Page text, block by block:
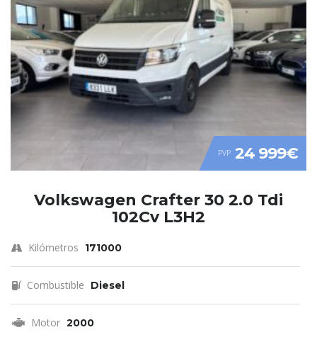
PVP 24 999€
Volkswagen Crafter 30 2.0 Tdi
102Cv L3H2
Kilómetros 171000
Combustible Diesel
Motor 2000